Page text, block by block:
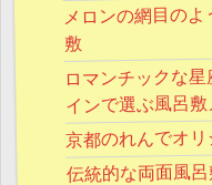
メロンの網目の
敷
ロマンチックな
インで選ぶ風呂
京都のれんでオ
伝統的な両面風